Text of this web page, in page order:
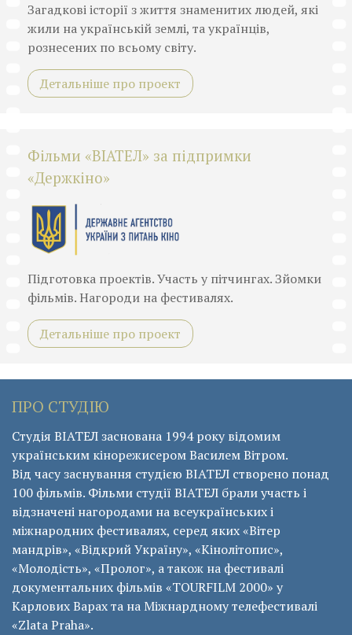
Загадкові історії з життя знаменитих людей, які
жили на українській землі, та українців,
рознесених по всьому світу.
Детальніше про проект
Фільми «ВІАТЕЛ» за підпримки
«Держкіно»
Підготовка проектів. Участь у пітчингах. Зйомки
фільмів. Нагороди на фестивалях.
Детальніше про проект
ПРО СТУДІЮ
Студія ВІАТЕЛ заснована 1994 року відомим
українським кінорежисером Василем Вітром.
Від часу заснування студією ВІАТЕЛ створено понад
100 фільмів. Фільми студії ВІАТЕЛ брали участь і
відзначені нагородами на всеукраїнських і
міжнародних фестивалях, серед яких «Вітер
мандрів», «Відкрий Україну», «Кінолітопис»,
«Молодість», «Пролог», а також на фестивалі
документальних фільмів «ТОURFILM 2000» у
Карлових Варах та на Міжнардному телефестивалі
«Zlata Praha».